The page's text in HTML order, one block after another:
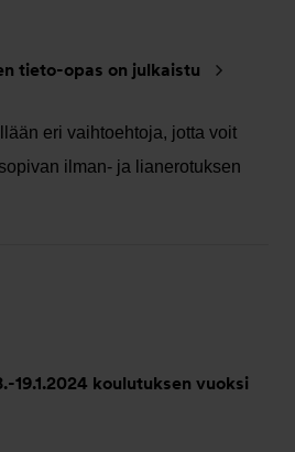
tieto-opas on julkaistu
eri vaihtoehtoja, jotta voit
ilman- ja lianerotuksen
19.1.2024 koulutuksen vuoksi